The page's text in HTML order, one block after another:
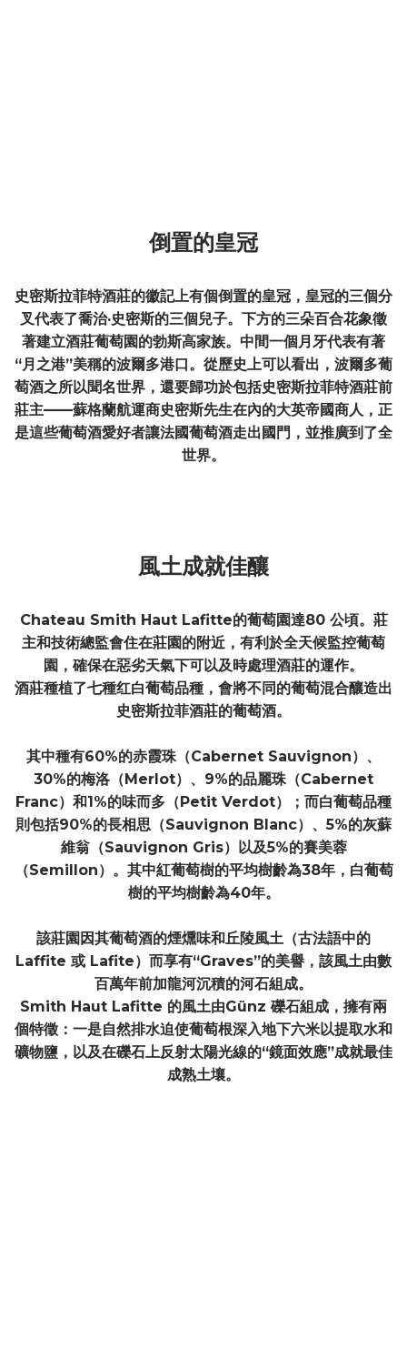
倒置的皇冠
史密斯拉菲特酒莊的徽記上有個倒置的皇冠，皇冠的三個分
叉代表了喬治·史密斯的三個兒子。下方的三朵百合花象徵
著建立酒莊葡萄園的勃斯高家族。中間一個月牙代表有著
“月之港”美稱的波爾多港口。從歷史上可以看出，波爾多葡
萄酒之所以聞名世界，還要歸功於包括史密斯拉菲特酒莊前
莊主——蘇格蘭航運商史密斯先生在內的大英帝國商人，正
是這些葡萄酒愛好者讓法國葡萄酒走出國門，並推廣到了全
世界。
風土成就佳釀
Chateau Smith Haut Lafitte的葡萄園達80 公頃。莊
主和技術總監會住在莊園的附近，有利於全天候監控葡萄
園，確保在惡劣天氣下可以及時處理酒莊的運作。
酒莊種植了七種红白葡萄品種，會將不同的葡萄混合釀造出
史密斯拉菲酒莊的葡萄酒。
其中種有60%的赤霞珠（Cabernet Sauvignon）、
30%的梅洛（Merlot）、9%的品麗珠（Cabernet
Franc）和1%的味而多（Petit Verdot）；而白葡萄品種
則包括90%的長相思（Sauvignon Blanc）、5%的灰蘇
維翁（Sauvignon Gris）以及5%的賽美蓉
（Semillon）。其中紅葡萄樹的平均樹齡為38年，白葡萄
樹的平均樹齡為40年。
該莊園因其葡萄酒的煙燻味和丘陵風土（古法語中的
Laffite 或 Lafite）而享有“Graves”的美譽，該風土由數
百萬年前加龍河沉積的河石組成。
Smith Haut Lafitte 的風土由Günz 礫石組成，擁有兩
個特徵：一是自然排水迫使葡萄根深入地下六米以提取水和
礦物鹽，以及在礫石上反射太陽光線的“鏡面效應”成就最佳
成熟土壤。